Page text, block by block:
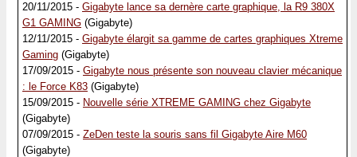
20/11/2015 - Gigabyte lance sa dernère carte graphique, la R9 380X
G1 GAMING (Gigabyte)
12/11/2015 - Gigabyte élargit sa gamme de cartes graphiques Xtreme
Gaming (Gigabyte)
17/09/2015 - Gigabyte nous présente son nouveau clavier mécanique
: le Force K83 (Gigabyte)
15/09/2015 - Nouvelle série XTREME GAMING chez Gigabyte
(Gigabyte)
07/09/2015 - ZeDen teste la souris sans fil Gigabyte Aire M60
(Gigabyte)